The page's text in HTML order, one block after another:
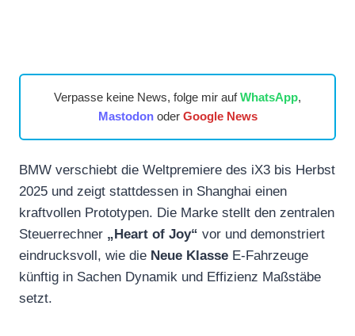
Verpasse keine News, folge mir aufWhatsApp,
Mastodonoder Google News
BMW verschiebt die Weltpremiere des iX3 bis Herbst
2025 und zeigt stattdessen in Shanghai einen
kraftvollen Prototypen. Die Marke stellt den zentralen
Steuerrechner „Heart of Joy“ vor und demonstriert
eindrucksvoll, wie die Neue Klasse E-Fahrzeuge
künftig in Sachen Dynamik und Effizienz Maßstäbe
setzt.